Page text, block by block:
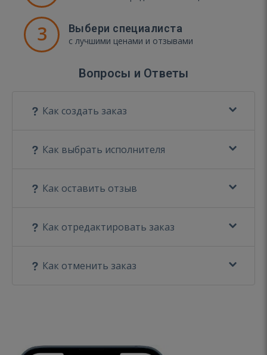
3 Выбери специалиста
с лучшими ценами и отзывами
Вопросы и Ответы
Как создать заказ
Как выбрать исполнителя
Как оставить отзыв
Как отредактировать заказ
Как отменить заказ